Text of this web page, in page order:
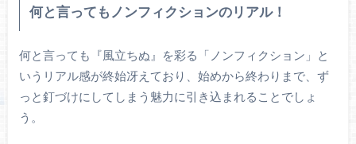
何と言ってもノンフィクションのリアル！
何と言っても『風立ちぬ』を彩る「ノンフィクション」と
いうリアル感が終始冴えており、始めから終わりまで、ず
っと釘づけにしてしまう魅力に引き込まれることでしょ
う。